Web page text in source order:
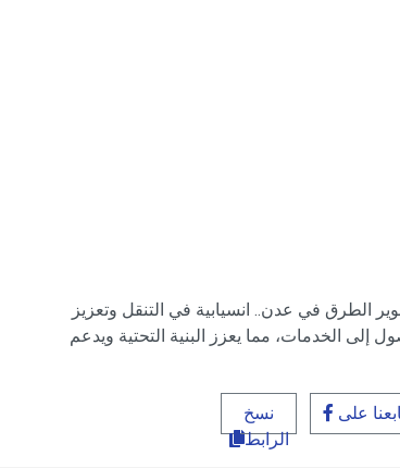
الطرق في عدن.. انسيابية في التنقل وتعزيز
إلى الخدمات، مما يعزز البنية التحتية ويدعم
على
نسخ
الرابط